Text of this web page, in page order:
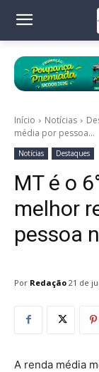
Início Notícias
média por pessoa...
Notícias Destaques
MT é o
melhor
pessoa
Por Redação 21 de
A renda média